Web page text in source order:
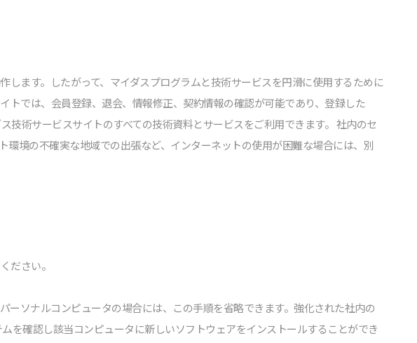
ます。したがって、マイダスプログラムと技術サービスを円滑に使⽤するために
トでは、会員登録、退会、情報修正、契約情報の確認が可能であり、登録した
技術サービスサイトのすべての技術資料とサービスをご利⽤できます。 社内のセ
境の不確実な地域での出張など、インターネットの使⽤が困難な場合には、別
ださい。
ーソナルコンピュータの場合には、この⼿順を省略できます。強化された社内の
を確認し該当コンピュータに新しいソフトウェアをインストールすることができ